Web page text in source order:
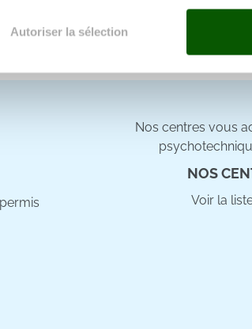
à tout moment à partir de la
Autoriser la sélection
Nos centres vous
NOS
Voir la